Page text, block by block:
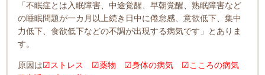
「不眠症とは入眠障害、中途覚醒、早朝覚醒、熟眠障害など
の睡眠問題が一カ月以上続き日中に倦怠感、意欲低下、集中
力低下、食欲低下などの不調が出現する病気です」
とありま
す。
原因は☑ストレス ☑薬物 ☑身体の病気 ☑こころの病気